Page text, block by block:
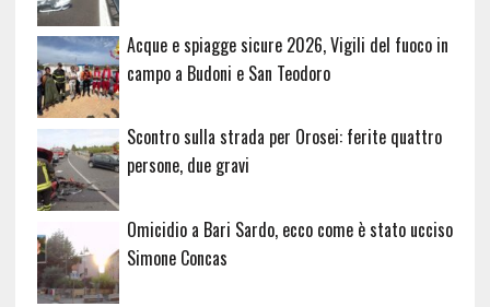
Acque e spiagge sicure 2026, Vigili del fuoco in
campo a Budoni e San Teodoro
Scontro sulla strada per Orosei: ferite quattro
persone, due gravi
Omicidio a Bari Sardo, ecco come è stato ucciso
Simone Concas